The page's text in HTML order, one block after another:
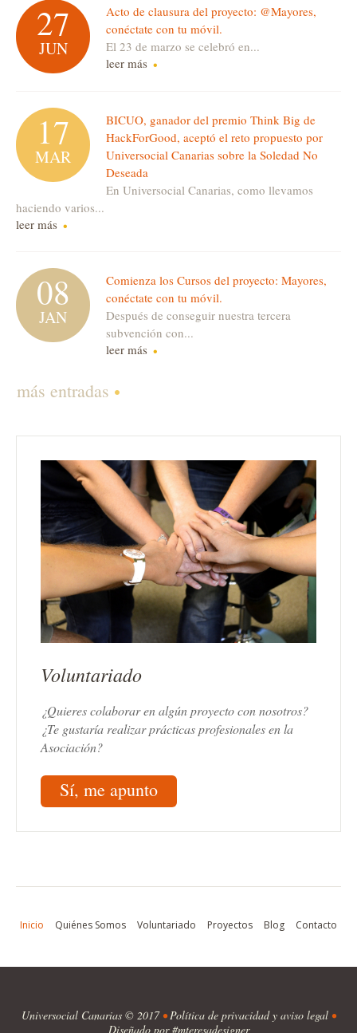
27
JUN
Acto de clausura del proyecto: @Mayores,
conéctate con tu móvil.
El 23 de marzo se celebró en...
leer más
17
MAR
BICUO, ganador del premio Think Big de
HackForGood, aceptó el reto propuesto por
Universocial Canarias sobre la Soledad No
Deseada
En Universocial Canarias, como llevamos
haciendo varios...
leer más
08
JAN
Comienza los Cursos del proyecto: Mayores,
conéctate con tu móvil.
Después de conseguir nuestra tercera
subvención con...
leer más
más entradas
Voluntariado
¿Quieres colaborar en algún proyecto con nosotros?
¿Te gustaría realizar prácticas profesionales en la
Asociación?
Sí, me apunto
Inicio Quiénes Somos Voluntariado Proyectos Blog Contacto
Universocial Canarias © 2017 •Política de privacidad y aviso legal •
Diseñado por #mteresadesigner